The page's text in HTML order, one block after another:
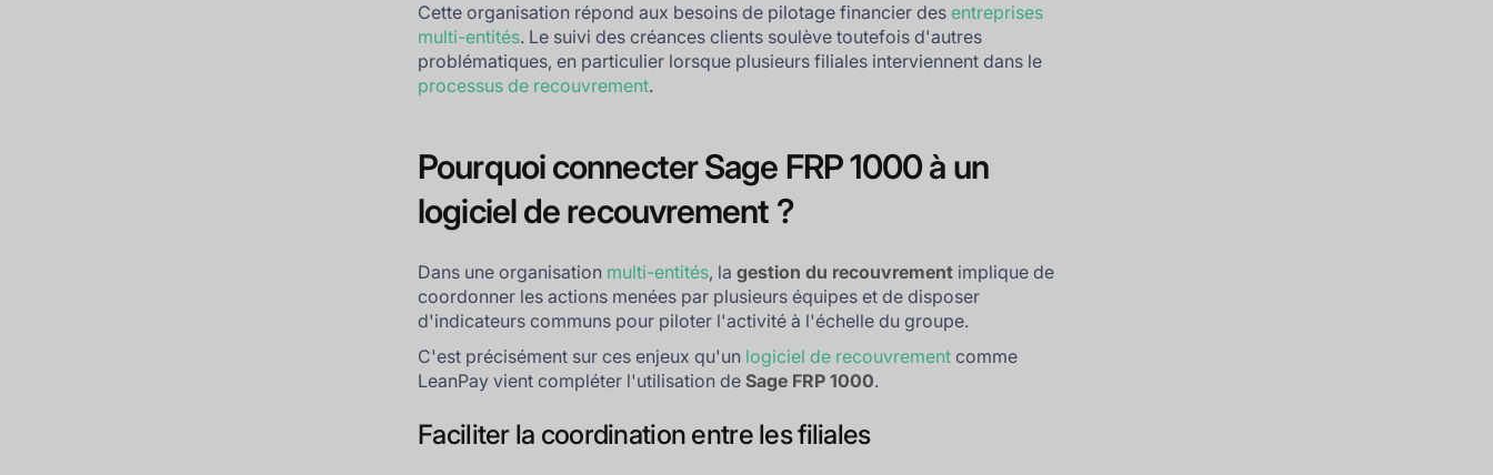
Cette organisation répond aux besoins de pilotage financier desentreprises
multi-entités. Le suivi des créances clients soulève toutefois d'autres
problématiques, en particulier lorsque plusieurs filiales interviennent dans le
processus de recouvrement.
Pourquoi connecter Sage FRP 1000 à un
logiciel de recouvrement ?
Dans une organisation multi-entités, lagestion du recouvrement implique de
coordonner les actions menées par plusieurs équipes et de disposer
d'indicateurs communs pour piloter l'activité à l'échelle du groupe.
C'est précisément sur ces enjeux qu'un logiciel de recouvrement comme
LeanPay vient compléter l'utilisation deSage FRP 1000.
Faciliter la coordination entre les filiales